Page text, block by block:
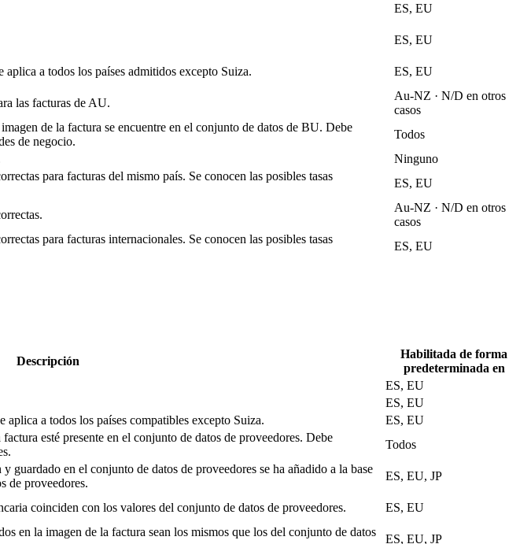
ES, EU
ES, EU
aplica a todos los países admitidos excepto Suiza. ES, EU
las facturas de AU.
Au-NZ · N/D en otros
casos
de la factura se encuentre en el conjunto de datos de BU. Debe
de negocio.
Todos
Ninguno
para facturas del mismo país. Se conocen las posibles tasas
ES, EU
Au-NZ · N/D en otros
casos
para facturas internacionales. Se conocen las posibles tasas
ES, EU
Descripción
Habilitada de forma
predeterminada en
ES, EU
ES, EU
aplica a todos los países compatibles excepto Suiza.
ES, EU
esté presente en el conjunto de datos de proveedores. Debe
Todos
guardado en el conjunto de datos de proveedores se ha añadido a la base
de proveedores.
ES, EU, JP
coinciden con los valores del conjunto de datos de proveedores.
ES, EU
en la imagen de la factura sean los mismos que los del conjunto de datos
ES, EU, JP